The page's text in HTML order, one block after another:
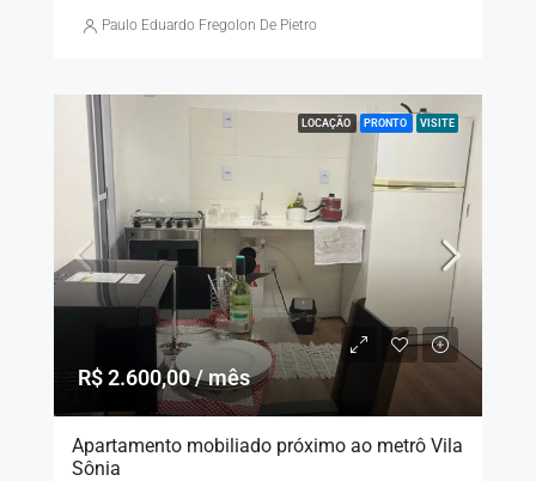
Paulo Eduardo Fregolon De Pietro
LOCAÇÃO PRONTO VISITE
R$ 2.600,00 / mês
Apartamento mobiliado próximo ao metrô Vila
Sônia